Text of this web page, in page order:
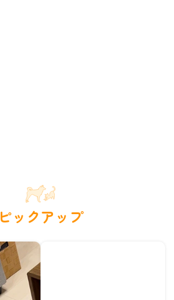
ピックアップ